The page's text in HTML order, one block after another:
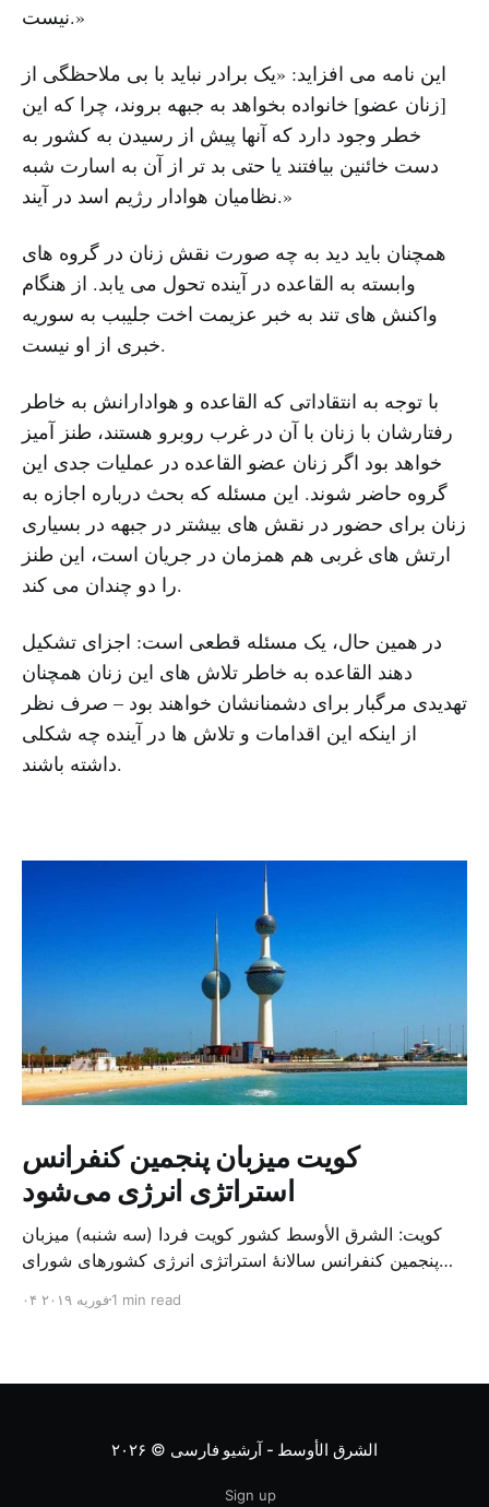
نیست.»
این نامه می افزاید: «یک برادر نباید با بی ملاحظگی از
[زنان عضو] خانواده بخواهد به جبهه بروند، چرا که این
خطر وجود دارد که آنها پیش از رسیدن به کشور به
دست خائنین بیافتند یا حتی بد تر از آن به اسارت شبه
نظامیان هوادار رژیم اسد در آیند.»
همچنان باید دید به چه صورت نقش زنان در گروه های
وابسته به القاعده در آینده تحول می یابد. از هنگام
واکنش های تند به خبر عزیمت اخت جلیبب به سوریه
خبری از او نیست.
با توجه به انتقاداتی که القاعده و هوادارانش به خاطر
رفتارشان با زنان با آن در غرب روبرو هستند، طنز آمیز
خواهد بود اگر زنان عضو القاعده در عملیات جدی این
گروه حاضر شوند. این مسئله که بحث درباره اجازه به
زنان برای حضور در نقش های بیشتر در جبهه در بسیاری
ارتش های غربی هم همزمان در جریان است، این طنز
را دو چندان می کند.
در همین حال، یک مسئله قطعی است: اجزای تشکیل
دهند القاعده به خاطر تلاش های این زنان همچنان
تهدیدی مرگبار برای دشمنانشان خواهند بود – صرف نظر
از اینکه این اقدامات و تلاش ها در آینده چه شکلی
داشته باشند.
کویت میزبان پنجمین کنفرانس
استراتژی انرژی می‌شود
کویت: الشرق الأوسط کشور کویت فردا (سه شنبه) میزبان
پنجمین کنفرانس سالانهٔ استراتژی انرژی کشورهای شورای
متخصص از شرکت‌های جهانی نفت و گاز در این کنفرانس
۰۴ فوریه ۲۰۱۹1 min read
الشرق الأوسط - آرشیو فارسی © ۲۰۲۶
Sign up